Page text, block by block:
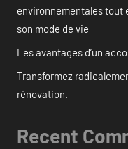
environnementales tout
son mode de vie
Les avantages d’un
Transformez
rénovation.
Recent